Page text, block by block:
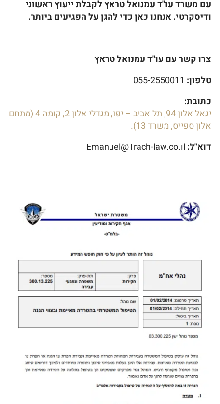
עם משרד עו"ד עמנואל טראץ לקבלת ייעוץ ראשוני
ודיסקרטי. אנחנו כאן כדי להגן על הפגיעים ביותר.
צרו קשר עם עו"ד עמנואל טראץ
טלפון:
כתובת:
יגאל אלון 94, תל אביב – יפו, מגדלי אלון 2, קומה 4 (מתחם
אלון ספייס, משרד 13).
דוא"ל: